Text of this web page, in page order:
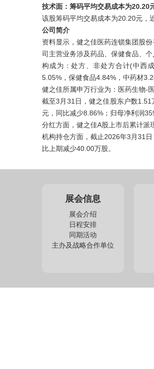
技术面：筹码平均交易成本为20.20
该股筹码平均交易成本为20.20元，
公司简介
资料显示，健之佳医药连锁集团股
司主营业务涉及药品、保健食品、
构成为：处方、非处方合计(中西
5.05%，保健食品4.84%，中药材
健之佳所属申万行业为：医药生物-
截至3月31日，健之佳股东户数
元，同比减少8.86%；归母净利润
分红方面，健之佳A股上市后累计
机构持仓方面，截止2026年3月31
比上期减少40.00万股。
展会信息
展会介绍
日程安排
同期活动
主办及战略合作单位